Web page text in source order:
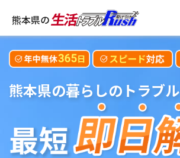
熊本県の
熊本県の暮らしのトラブル